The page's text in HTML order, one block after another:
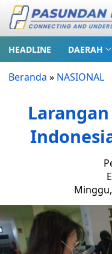
HEADLINE DAERAH
Beranda » NASIONAL